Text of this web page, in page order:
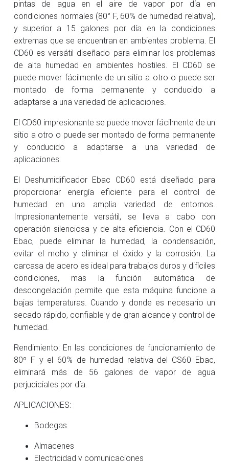
pintas de agua en el aire de vapor por día en
condiciones normales (80° F, 60% de humedad relativa),
y superior a 15 galones por día en la condiciones
extremas que se encuentran en ambientes problema. El
CD60 es versátil diseñado para eliminar los problemas
de alta humedad en ambientes hostiles. El CD60 se
puede mover fácilmente de un sitio a otro o puede ser
montado de forma permanente y conducido a
adaptarse a una variedad de aplicaciones.
El CD60 impresionante se puede mover fácilmente de un
sitio a otro o puede ser montado de forma permanente
y conducido a adaptarse a una variedad de
aplicaciones.
El Deshumidificador Ebac CD60 está diseñado para
proporcionar energía eficiente para el control de
humedad en una amplia variedad de entornos.
Impresionantemente versátil, se lleva a cabo con
operación silenciosa y de alta eficiencia. Con el CD60
Ebac, puede eliminar la humedad, la condensación,
evitar el moho y eliminar el óxido y la corrosión. La
carcasa de acero es ideal para trabajos duros y difíciles
condiciones, mas la función automática de
descongelación permite que esta máquina funcione a
bajas temperaturas. Cuando y donde es necesario un
secado rápido, confiable y de gran alcance y control de
humedad.
Rendimiento: En las condiciones de funcionamiento de
80º F y el 60% de humedad relativa del CS60 Ebac,
eliminará más de 56 galones de vapor de agua
perjudiciales por día.
APLICACIONES:
Bodegas
Almacenes
Electricidad y comunicaciones